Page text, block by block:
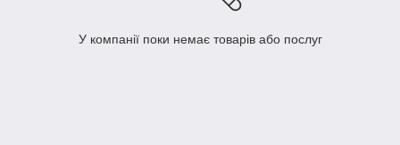
У компанії поки немає товарів або послуг